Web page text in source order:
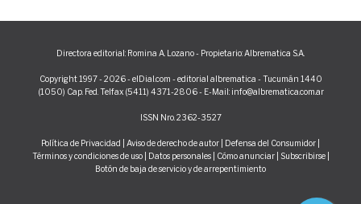
Directora editorial: Romina A. Lozano - Propietario: Albrematica S.A.
Copyright 1997 - 2026 - elDial.com - editorial albrematica - Tucumán 1440
(1050) Cap. Fed. Telfax (5411) 4371-2806 - E-Mail: info@albrematica.com.ar
ISSN Nro. 2362-3527
Política de Privacidad Aviso de derecho de autor Defensa del Consumidor
Términos y condiciones de uso| Datos personales| Cómo anunciar| Subscribirse
Botón de baja de servicio y de arrepentimiento